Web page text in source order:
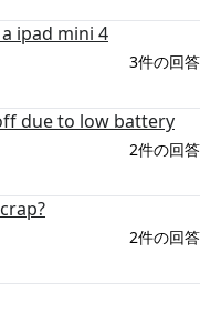
ipad mini 4
3件の回答
due to low battery
2件の回答
2件の回答